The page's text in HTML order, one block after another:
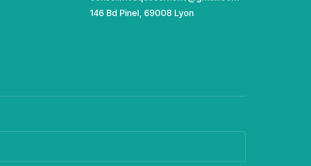
146 Bd Pinel, 69008 Lyon